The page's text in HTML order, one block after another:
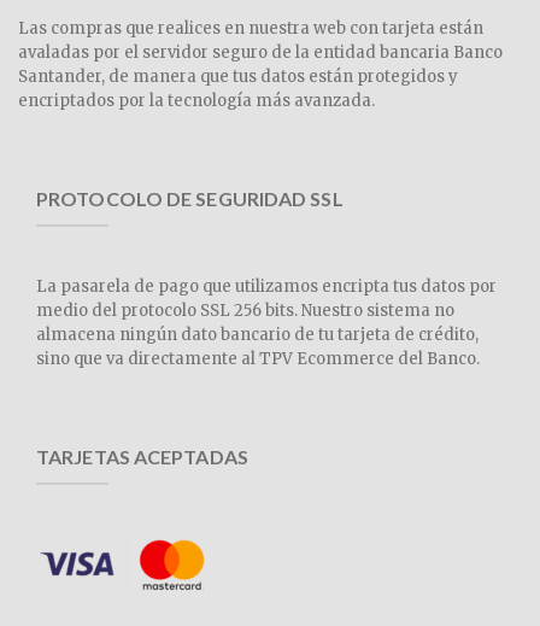
Las compras que realices en nuestra web con tarjeta están
avaladas por el servidor seguro de la entidad bancaria Banco
Santander, de manera que tus datos están protegidos y
encriptados por la tecnología más avanzada.
PROTOCOLO DE SEGURIDAD SSL
La pasarela de pago que utilizamos encripta tus datos por
medio del protocolo SSL 256 bits. Nuestro sistema no
almacena ningún dato bancario de tu tarjeta de crédito,
sino que va directamente al TPV Ecommerce del Banco.
TARJETAS ACEPTADAS